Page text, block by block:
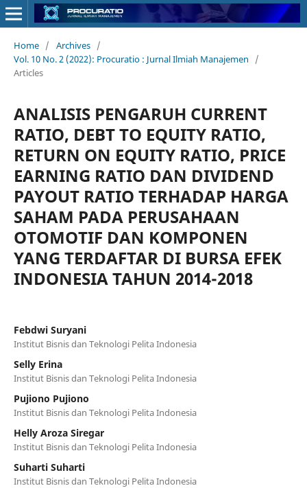
Home / Archives /
Vol. 10 No. 2 (2022): Procuratio : Jurnal Ilmiah Manajemen
/
Articles
ANALISIS PENGARUH CURRENT
RATIO, DEBT TO EQUITY RATIO,
RETURN ON EQUITY RATIO, PRICE
EARNING RATIO DAN DIVIDEND
PAYOUT RATIO TERHADAP HARGA
SAHAM PADA PERUSAHAAN
OTOMOTIF DAN KOMPONEN
YANG TERDAFTAR DI BURSA EFEK
INDONESIA TAHUN 2014-2018
Febdwi Suryani
Institut Bisnis dan Teknologi Pelita Indonesia
Selly Erina
Institut Bisnis dan Teknologi Pelita Indonesia
Pujiono Pujiono
Institut Bisnis dan Teknologi Pelita Indonesia
Helly Aroza Siregar
Institut Bisnis dan Teknologi Pelita Indonesia
Suharti Suharti
Institut Bisnis dan Teknologi Pelita Indonesia